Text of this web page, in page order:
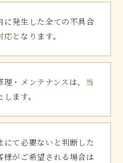
に発生した全ての不具合
応となります。
・メンテナンスは、 当
ます。
て必要ないと判断した
がご希望される場合は